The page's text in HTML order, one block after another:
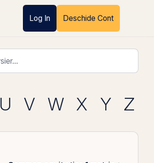
Log In Deschide Cont
U V W X Y Z